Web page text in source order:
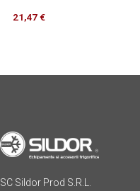
21,47€
SC Sildor Prod S.R.L.